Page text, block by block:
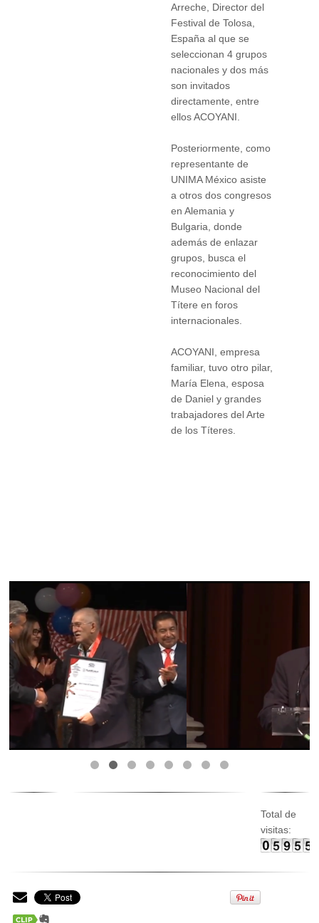
Arreche, Director del
Festival de Tolosa,
España al que se
seleccionan 4 grupos
nacionales y dos más
son invitados
directamente, entre
ellos ACOYANI.
Posteriormente, como
representante de
UNIMA México asiste
a otros dos congresos
en Alemania y
Bulgaria, donde
además de enlazar
grupos, busca el
reconocimiento del
Museo Nacional del
Títere en foros
internacionales.
ACOYANI, empresa
familiar, tuvo otro pilar,
María Elena, esposa
de Daniel y grandes
trabajadores del Arte
de los Títeres.
Total de
visitas: